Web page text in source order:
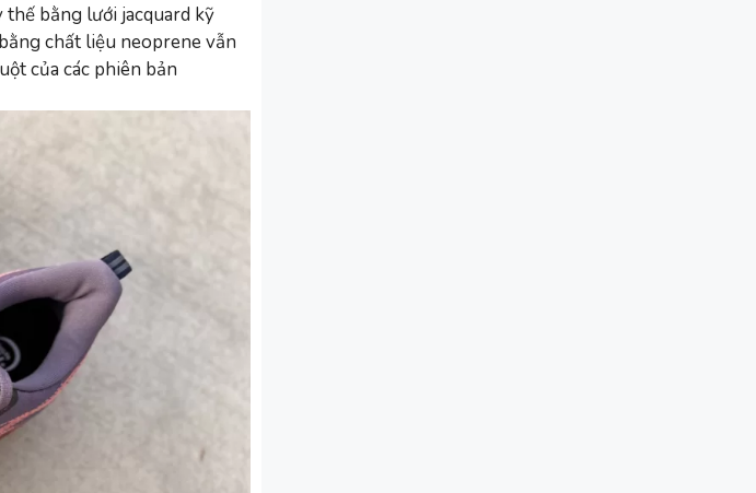
bằng lưới jacquard kỹ
chất liệu neoprene vẫn
của các phiên bản